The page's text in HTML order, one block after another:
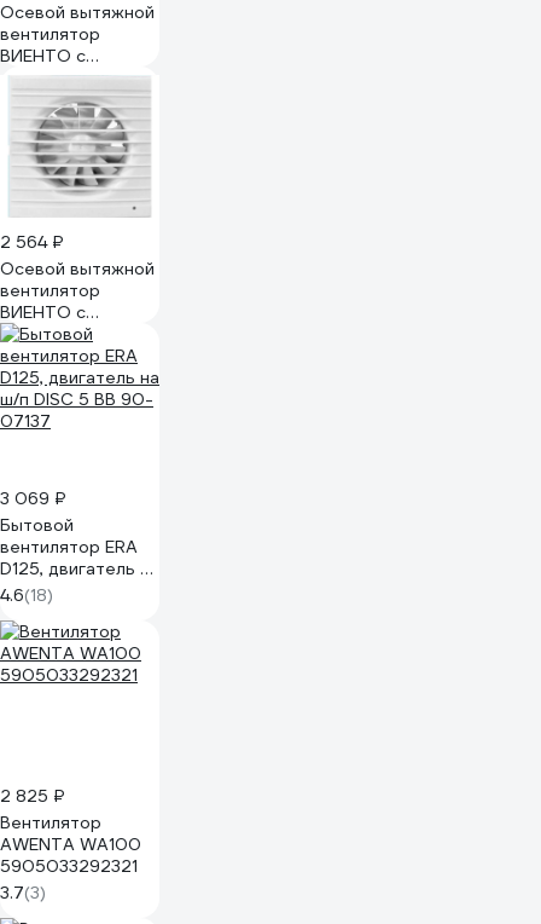
Осевой вытяжной
вентилятор
ВИЕНТО с
таймером
малошумный
125СТ STILL
2 564 ₽
Осевой вытяжной
вентилятор
ВИЕНТО с
таймером 100СТ
STILL ВИЕНТО
100СТ STILL
3 069 ₽
Бытовой
вентилятор ERA
D125, двигатель на
ш/п DISC 5 BB 90-
07137
4.6(18)
2 825 ₽
Вентилятор
AWENTA WA100
5905033292321
3.7(3)